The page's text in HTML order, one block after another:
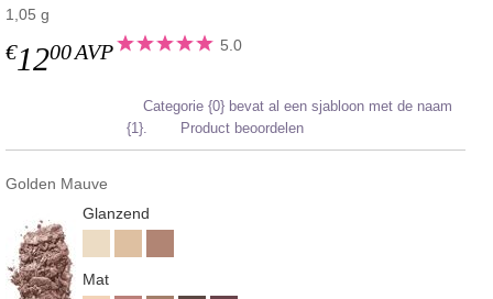
1,05 g
€1200AVP 5.0
Categorie {0} bevat al een sjabloon met de naam
{1}.
Product beoordelen
Golden Mauve
Glanzend
Mat